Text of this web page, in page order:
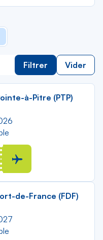
Filtrer Vider
à-Pitre (PTP)
de-France (FDF)